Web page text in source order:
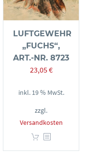
LUFTGEWEHR
„FUCHS“,
ART.-NR. 8723
23,05€
inkl. 19 % MwSt.
zzgl.
Versandkosten